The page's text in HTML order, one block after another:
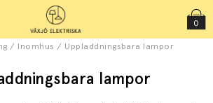
0
/ Inomhus / Uppladdningsbara lampor
lampor